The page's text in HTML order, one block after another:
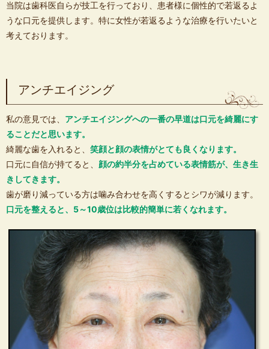
当院は歯科医自らが技工を行っており、患者様に個性的で若返るよ
うな口元を提供します。特に女性が若返るような治療を行いたいと
考えております。
アンチエイジング
私の意見では、 アンチエイジングへの一番の早道は口元を綺麗にす
ることだと思います。
綺麗な歯を入れると、 笑顔と顔の表情がとても良くなります。
口元に自信が持てると、 顔の約半分を占めている表情筋が、生き生
きしてきます。
歯が磨り減っている方は噛み合わせを高くするとシワが減ります。
口元を整えると、5～10歳位は比較的簡単に若くなれます。